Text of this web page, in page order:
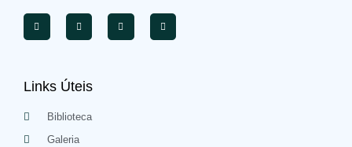
Links Úteis
Biblioteca
Galeria